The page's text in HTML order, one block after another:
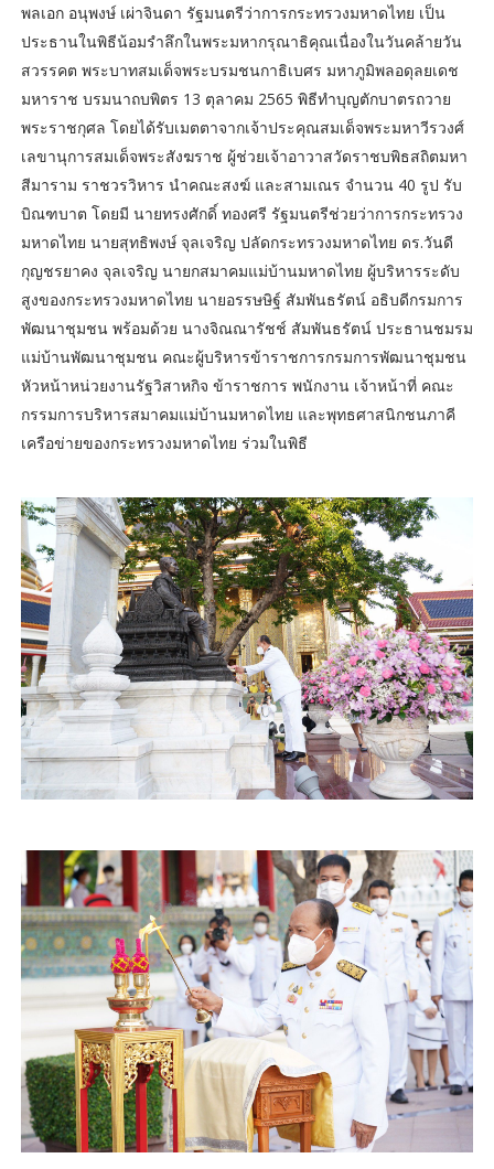
พลเอก อนุพงษ์ เผ่าจินดา รัฐมนตรีว่าการกระทรวงมหาดไทย เป็น
ประธานในพิธีน้อมรำลึกในพระมหากรุณาธิคุณเนื่องในวันคล้ายวัน
สวรรคต พระบาทสมเด็จพระบรมชนกาธิเบศร มหาภูมิพลอดุลยเดช
มหาราช บรมนาถบพิตร 13 ตุลาคม 2565 พิธีทำบุญตักบาตรถวาย
พระราชกุศล โดยได้รับเมตตาจากเจ้าประคุณสมเด็จพระมหาวีรวงศ์
เลขานุการสมเด็จพระสังฆราช ผู้ช่วยเจ้าอาวาสวัดราชบพิธสถิตมหา
สีมาราม ราชวรวิหาร นำคณะสงฆ์ และสามเณร จำนวน 40 รูป รับ
บิณฑบาต โดยมี นายทรงศักดิ์ ทองศรี รัฐมนตรีช่วยว่าการกระทรวง
มหาดไทย นายสุทธิพงษ์ จุลเจริญ ปลัดกระทรวงมหาดไทย ดร.วันดี
กุญชรยาคง จุลเจริญ นายกสมาคมแม่บ้านมหาดไทย ผู้บริหารระดับ
สูงของกระทรวงมหาดไทย นายอรรษษิฐ์ สัมพันธรัตน์ อธิบดีกรมการ
พัฒนาชุมชน พร้อมด้วย นางจิณณารัชช์ สัมพันธรัตน์ ประธานชมรม
แม่บ้านพัฒนาชุมชน คณะผู้บริหารข้าราชการกรมการพัฒนาชุมชน
หัวหน้าหน่วยงานรัฐวิสาหกิจ ข้าราชการ พนักงาน เจ้าหน้าที่ คณะ
กรรมการบริหารสมาคมแม่บ้านมหาดไทย และพุทธศาสนิกชนภาคี
เครือข่ายของกระทรวงมหาดไทย ร่วมในพิธี